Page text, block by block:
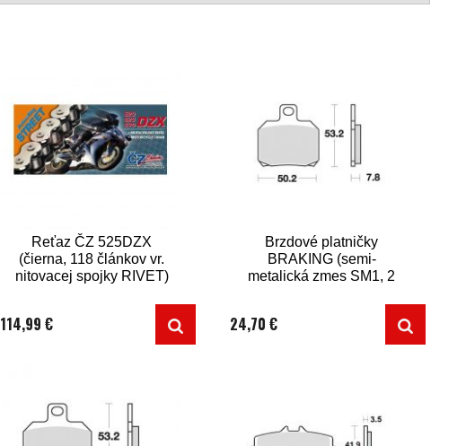
Reťaz ČZ 525DZX
(čierna, 118 článkov vr.
nitovacej spojky RIVET)
114,99 €
Brzdové platničky
BRAKING (semi-
metalická zmes SM1, 2
24,70 €